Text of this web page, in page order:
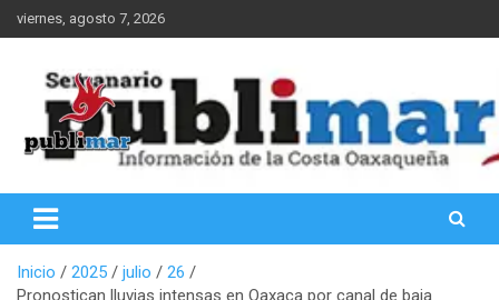
Saltar
al
viernes, agosto 7, 2026
PubliMar
Inicio 2025 julio
26
Pronostican lluvias intensas en Oaxaca por canal de baja